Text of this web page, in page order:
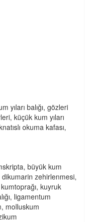
yıları balığı, gözleri
küçük kum yıları
okuma kafası,
büyük kum
dikumarin zehirlenmesi,
kuyruk
ligamentum
molluskum